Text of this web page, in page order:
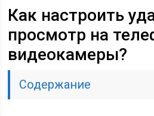
Как настроить
просмотр на
видеокамеры?
Содержание